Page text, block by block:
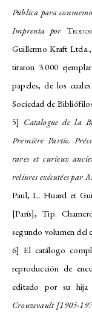
Pública para
Imprenta por
Guillermo Kraft
tiraron 3.000
papeles, de los
Sociedad de
5] Catalogue de la
Première Partie.
rares et curieux
reliures exécutées par
Paul, L. Huard et
[París], Tip.
segundo volumen del
6] El catálogo
reproducción de
editado por su hija
Crouzevault [1905-